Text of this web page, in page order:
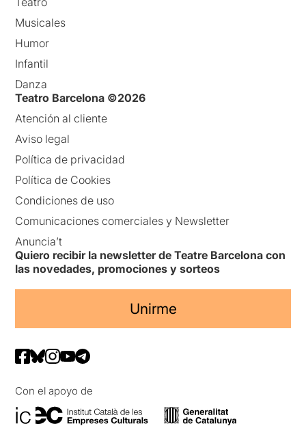
Musicales
Humor
Infantil
Danza
Teatro Barcelona ©2026
Atención al cliente
Aviso legal
Política de privacidad
Política de Cookies
Condiciones de uso
Comunicaciones comerciales y Newsletter
Anuncia’t
Quiero recibir la newsletter de Teatre Barcelona con
las novedades, promociones y sorteos
Unirme
Con el apoyo de